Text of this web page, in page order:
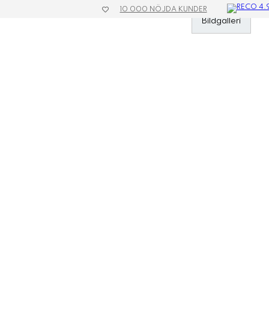
10 000 NÖJDA KUNDER
Kuvert Plastkort »Svart Kuvert
Bildgalleri